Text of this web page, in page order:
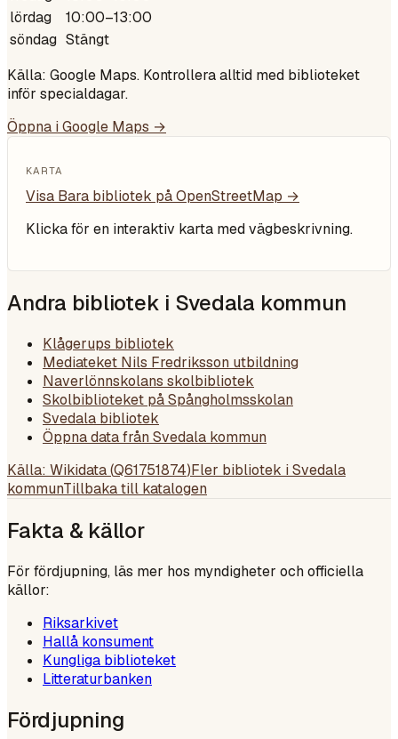
lördag
10:00–13:00
söndag Stängt
Källa: Google Maps. Kontrollera alltid med biblioteket
inför specialdagar.
Öppna i Google Maps →
KARTA
Visa Bara bibliotek på OpenStreetMap →
Klicka för en interaktiv karta med vägbeskrivning.
Andra bibliotek i Svedala kommun
Klågerups bibliotek
Mediateket Nils Fredriksson utbildning
Naverlönnskolans skolbibliotek
Skolbiblioteket på Spångholmsskolan
Svedala bibliotek
Öppna data från Svedala kommun
Källa: Wikidata (Q61751874)Fler bibliotek i Svedala
kommunTillbaka till katalogen
Fakta & källor
För fördjupning, läs mer hos myndigheter och officiella
källor:
Riksarkivet
Hallå konsument
Kungliga biblioteket
Litteraturbanken
Fördjupning